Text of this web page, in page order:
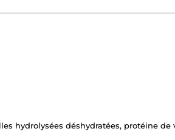
hydrolysées déshydratées, protéine de